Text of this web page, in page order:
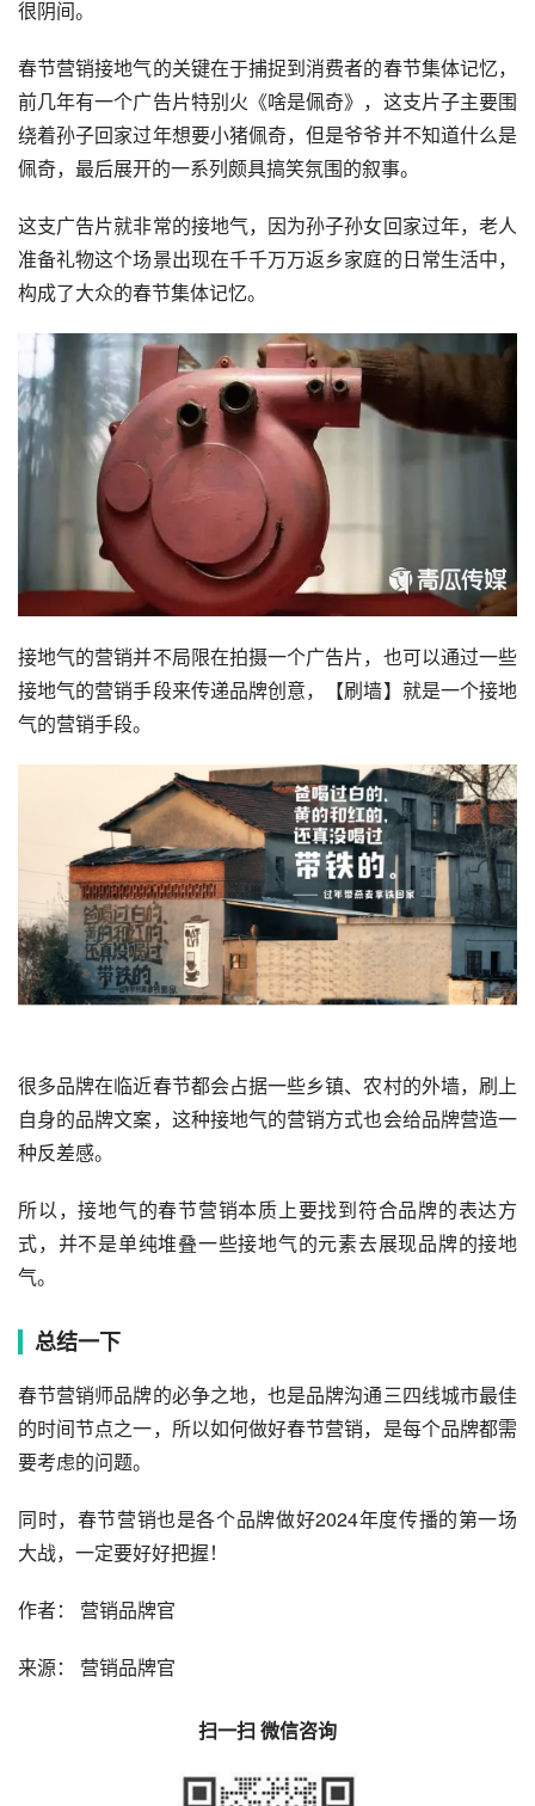
很阴间。
春节营销接地气的关键在于捕捉到消费者的春节集体记忆，
前几年有一个广告片特别火《啥是佩奇》，这支片子主要围
绕着孙子回家过年想要小猪佩奇，但是爷爷并不知道什么是
佩奇，最后展开的一系列颇具搞笑氛围的叙事。
这支广告片就非常的接地气，因为孙子孙女回家过年，老人
准备礼物这个场景出现在千千万万返乡家庭的日常生活中，
构成了大众的春节集体记忆。
接地气的营销并不局限在拍摄一个广告片，也可以通过一些
接地气的营销手段来传递品牌创意，【刷墙】就是一个接地
气的营销手段。
很多品牌在临近春节都会占据一些乡镇、农村的外墙，刷上
自身的品牌文案，这种接地气的营销方式也会给品牌营造一
种反差感。
所以，接地气的春节营销本质上要找到符合品牌的表达方
式，并不是单纯堆叠一些接地气的元素去展现品牌的接地
气。
总结一下
春节营销师品牌的必争之地，也是品牌沟通三四线城市最佳
的时间节点之一，所以如何做好春节营销，是每个品牌都需
要考虑的问题。
同时，春节营销也是各个品牌做好2024年度传播的第一场
大战，一定要好好把握！
作者： 营销品牌官
来源： 营销品牌官
扫一扫 微信咨询